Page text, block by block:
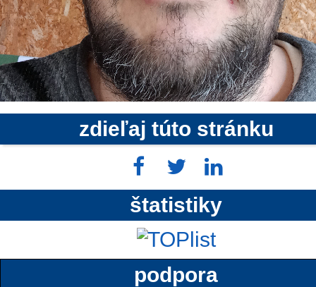
zdieľaj túto stránku
štatistiky
podpora